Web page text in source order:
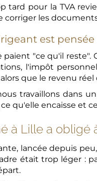
tard pour la TVA
les
est
paient "ce qu'il reste".
l'impôt
que le revenu
travaillons dans
qu'elle encaisse et
à Lille a obligé
lancée depuis
était trop léger :